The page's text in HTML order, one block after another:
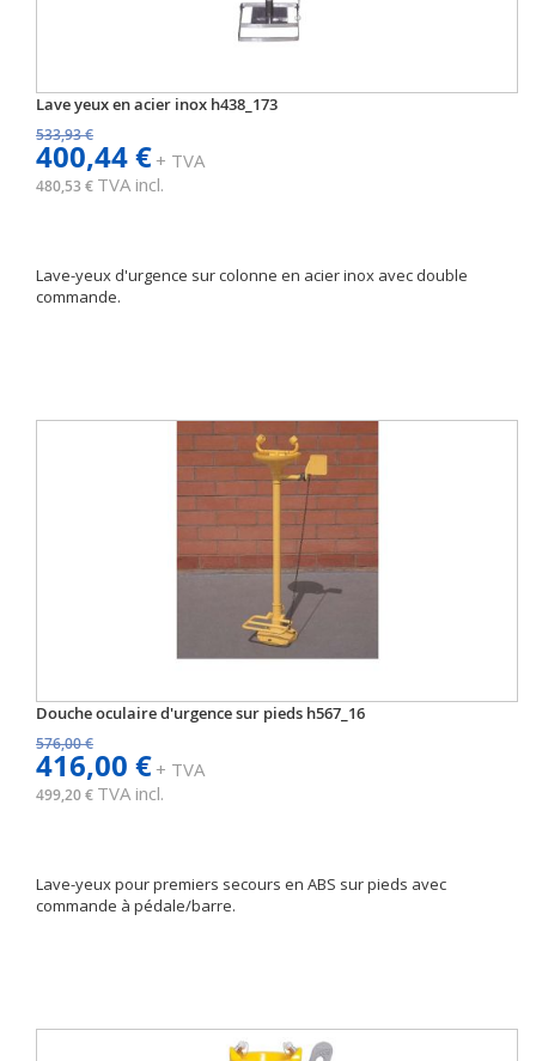
Lave yeux en acier inox h438_173
533,93 €
400,44 €+ TVA
480,53 € TVA incl.
Lave-yeux d'urgence sur colonne en acier inox avec double
commande.
Douche oculaire d'urgence sur pieds h567_16
576,00 €
416,00 €+ TVA
499,20 € TVA incl.
Lave-yeux pour premiers secours en ABS sur pieds avec
commande à pédale/barre.